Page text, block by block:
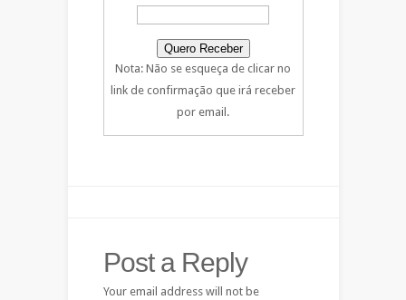
Nota: Não se esqueça de clicar no
link de confirmação que irá receber
por email.
Post a Reply
Your email address will not be